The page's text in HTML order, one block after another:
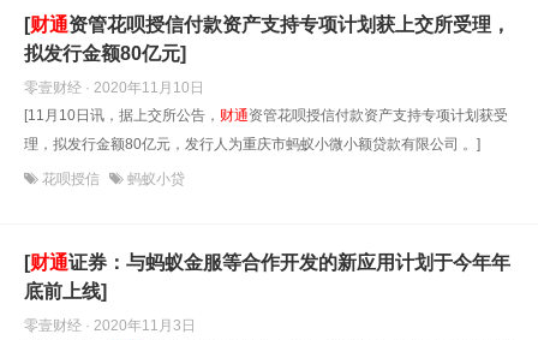
[财通资管花呗授信付款资产支持专项计划获上交所受理，
拟发行金额80亿元]
零壹财经 · 2020年11月10日
[11月10日讯，据上交所公告， 财通资管花呗授信付款资产支持专项计划获受
理，拟发行金额80亿元，发行人为重庆市蚂蚁小微小额贷款有限公司 。]
花呗授信 蚂蚁小贷
[财通证券：与蚂蚁金服等合作开发的新应用计划于今年年
底前上线]
零壹财经 · 2020年11月3日